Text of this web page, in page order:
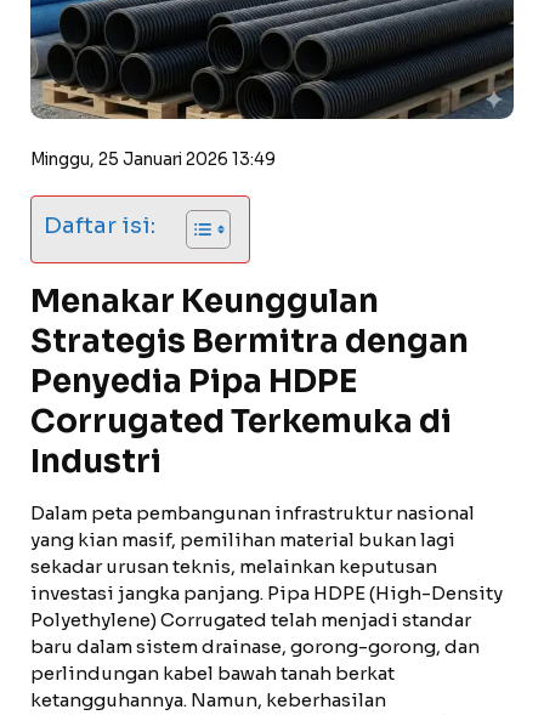
Minggu, 25 Januari 2026 13:49
Daftar isi:
Menakar Keunggulan
Strategis Bermitra dengan
Penyedia Pipa HDPE
Corrugated Terkemuka di
Industri
Dalam peta pembangunan infrastruktur nasional
yang kian masif, pemilihan material bukan lagi
sekadar urusan teknis, melainkan keputusan
investasi jangka panjang. Pipa HDPE (High-Density
Polyethylene) Corrugated telah menjadi standar
baru dalam sistem drainase, gorong-gorong, dan
perlindungan kabel bawah tanah berkat
ketangguhannya. Namun, keberhasilan